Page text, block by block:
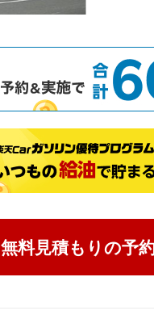
無料見積もりの予